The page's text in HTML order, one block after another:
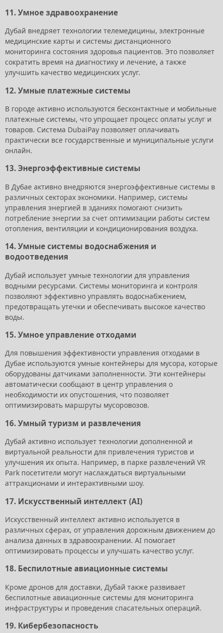
11.Умное здравоохранение
Дубай внедряет технологии телемедицины, электронные
медицинские карты и системы дистанционного
мониторинга состояния здоровья пациентов. Это позволяет
сократить время на диагностику и лечение, а также
улучшить качество медицинских услуг.
12.Умные платежные системы
В городе активно используются бесконтактные и мобильные
платежные системы, что упрощает процесс оплаты услуг и
товаров. Система DubaiPay позволяет оплачивать
практически все государственные и муниципальные услуги
онлайн.
13.Энергоэффективные системы
В Дубае активно внедряются энергоэффективные системы в
различных секторах экономики. Например, системы
управления энергией в зданиях помогают снизить
потребление энергии за счет оптимизации работы систем
отопления, вентиляции и кондиционирования воздуха.
14.Умные системы водоснабжения и
водоотведения
Дубай использует умные технологии для управления
водными ресурсами. Системы мониторинга и контроля
позволяют эффективно управлять водоснабжением,
предотвращать утечки и обеспечивать высокое качество
воды.
15.Умное управление отходами
Для повышения эффективности управления отходами в
Дубае используются умные контейнеры для мусора, которые
оборудованы датчиками заполненности. Эти контейнеры
автоматически сообщают в центр управления о
необходимости их опустошения, что позволяет
оптимизировать маршруты мусоровозов.
16.Умный туризм и развлечения
Дубай активно использует технологии дополненной и
виртуальной реальности для привлечения туристов и
улучшения их опыта. Например, в парке развлечений VR
Park посетители могут наслаждаться виртуальными
аттракционами и интерактивными шоу.
17. Искусственный интеллект (AI)
Искусственный интеллект активно используется в
различных сферах, от управления дорожным движением до
анализа данных в здравоохранении. AI помогает
оптимизировать процессы и улучшать качество услуг.
18. Беспилотные авиационные системы
Кроме дронов для доставки, Дубай также развивает
беспилотные авиационные системы для мониторинга
инфраструктуры и проведения спасательных операций.
19. Кибербезопасность